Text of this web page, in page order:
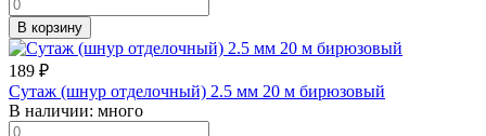
В корзину
189 ₽
Сутаж (шнур отделочный) 2.5 мм 20 м бирюзовый
В наличии: много